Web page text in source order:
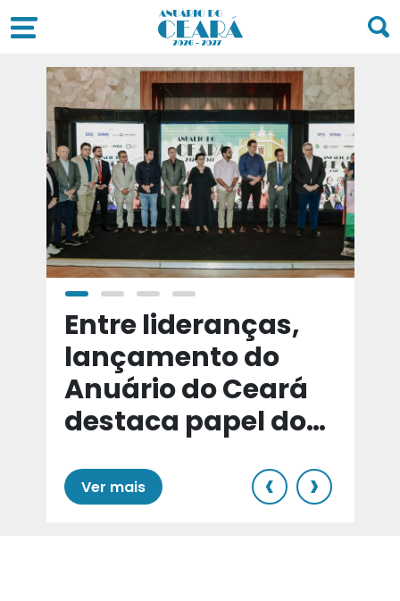
Entre lideranças,
lançamento do
Anuário do Ceará
destaca papel do
Ver mais ‹ ›